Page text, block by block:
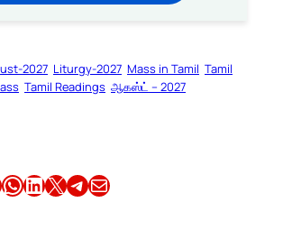
2027 Liturgy-2027 Mass in Tamil Tamil
Tamil Readings ஆகஸ்ட் – 2027
Share this article on WhatsApp Share this article on LinkedIn Share this article on X Share this article on TelegramEmail this Article